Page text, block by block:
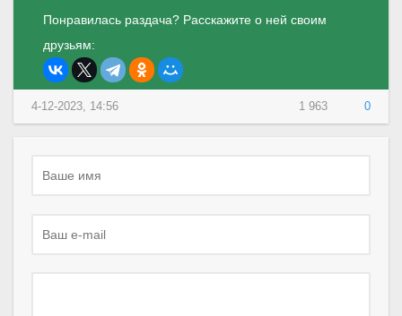
Понравилась раздача? Расскажите о ней своим
друзьям:
1 963 0
4-12-2023, 14:56